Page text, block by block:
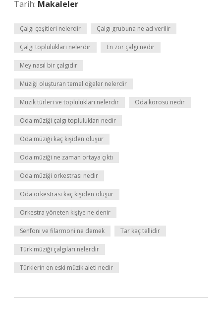
Tarih: Makaleler
Çalgı çeşitleri nelerdir Çalgı grubuna ne ad verilir
Çalgı toplulukları nelerdir En zor çalgı nedir
Mey nasıl bir çalgıdır
Müziği oluşturan temel öğeler nelerdir
Müzik türleri ve toplulukları nelerdir Oda korosu nedir
Oda müziği çalgı toplulukları nedir
Oda müziği kaç kişiden oluşur
Oda müziği ne zaman ortaya çıktı
Oda müziği orkestrası nedir
Oda orkestrası kaç kişiden oluşur
Orkestra yöneten kişiye ne denir
Senfoni ve filarmoni ne demek Tar kaç tellidir
Türk müziği çalgıları nelerdir
Türklerin en eski müzik aleti nedir